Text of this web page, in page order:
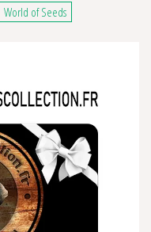
World of Seeds